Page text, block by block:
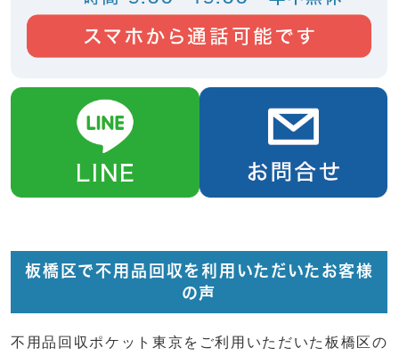
板橋区で不用品回収を利用いただいたお客様
の声
不用品回収ポケット東京をご利用いただいた板橋区の